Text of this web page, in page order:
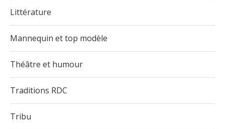
Littérature
Mannequin et top modèle
Théâtre et humour
Traditions RDC
Tribu